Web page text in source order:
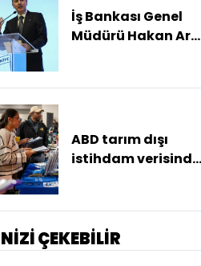
İş Bankası Genel
Müdürü Hakan Aran
ABD tarım dışı
istihdam verisinde
ÇEKEBİLİR